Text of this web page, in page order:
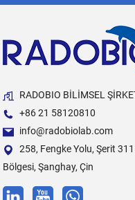
RADOBIO BİLİMSEL
+86 21 58120810
info@radobiolab.com
258, Fengke Yolu, Şerit
Bölgesi, Şanghay, Çin